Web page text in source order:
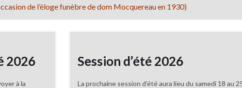
de l’éloge funèbre de dom Mocquereau en 1930)
2026
à la
Session d’été 2026
La prochaine session d’été aura lieu du samedi 18 au